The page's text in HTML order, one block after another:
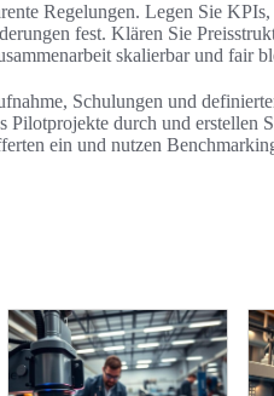
Regelungen. Legen Sie
fest. Klären Sie
skalierbar und fair
Schulungen und
durch und erstellen
ein und nutzen